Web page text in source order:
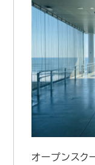
オープンスク